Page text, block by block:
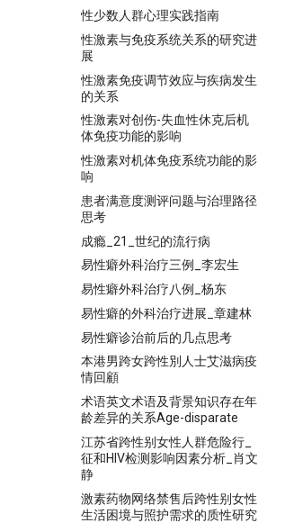
性少数人群心理实践指南
性激素与免疫系统关系的研究进
展
性激素免疫调节效应与疾病发生
的关系
性激素对创伤-失血性休克后机
体免疫功能的影响
性激素对机体免疫系统功能的影
响
患者满意度测评问题与治理路径
思考
成瘾_21_世纪的流行病
易性癖外科治疗三例_李宏生
易性癖外科治疗八例_杨东
易性癖的外科治疗进展_章建林
易性癖诊治前后的几点思考
本港男跨女跨性別人士艾滋病疫
情回顧
术语英文术语及背景知识存在年
龄差异的关系Age-disparate
江苏省跨性别女性人群危险行_
征和HIV检测影响因素分析_肖文
静
激素药物网络禁售后跨性别女性
生活困境与照护需求的质性研究